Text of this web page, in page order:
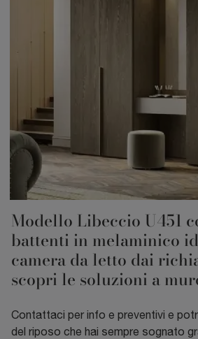
Modello Libeccio U451
battenti in melaminico
camera da letto dai
scopri le soluzioni a
Contattaci per info e preventivi e
del riposo che hai sempre sognato